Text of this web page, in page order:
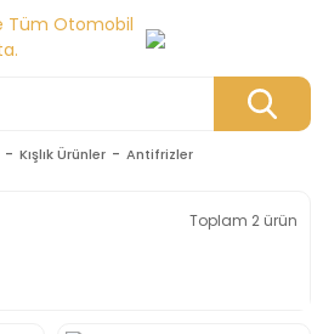
Kışlık Ürünler Antifrizler
Toplam 2 ürün